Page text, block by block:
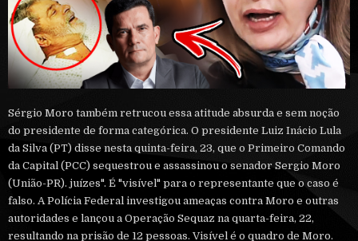
Sérgio Moro também retrucou essa atitude absurda e sem noção
do presidente de forma categórica. O presidente Luiz Inácio Lula
da Silva (PT) disse nesta quinta-feira, 23, que o Primeiro Comando
da Capital (PCC) sequestrou e assassinou o senador Sergio Moro
(União-PR). juízes". É "visível" para o representante que o caso é
falso. A Polícia Federal investigou ameaças contra Moro e outras
autoridades e lançou a Operação Sequaz na quarta-feira, 22,
resultando na prisão de 12 pessoas. Visível é o quadro de Moro.